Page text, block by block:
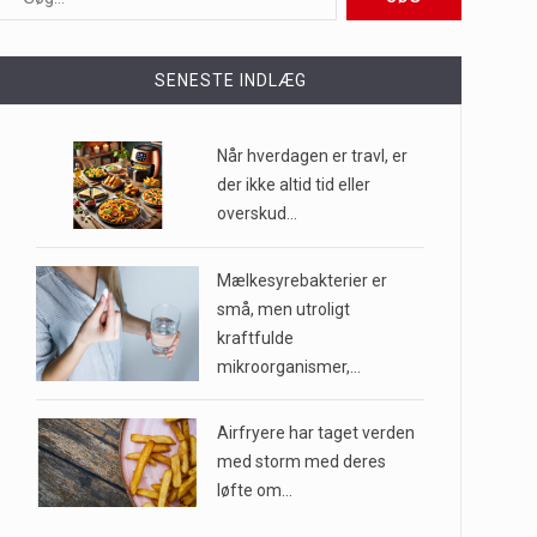
af mennesker…
til…
SENESTE INDLÆG
Når hverdagen er travl, er
der ikke altid tid eller
overskud…
Mælkesyrebakterier er
små, men utroligt
kraftfulde
mikroorganismer,…
Airfryere har taget verden
med storm med deres
løfte om…